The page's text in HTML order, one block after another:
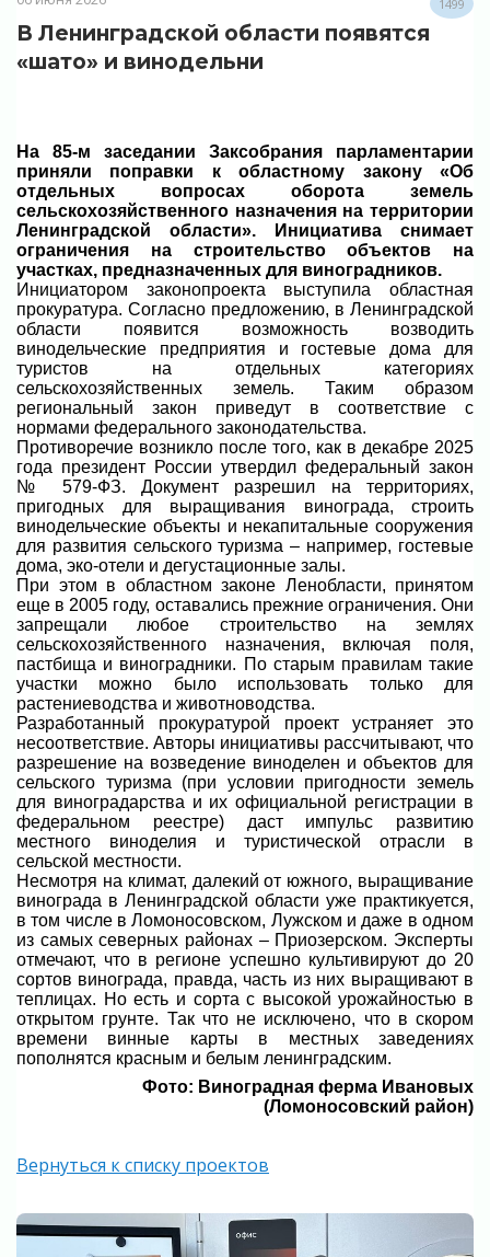
1499
В Ленинградской области появятся
«шато» и винодельни
На 85-м заседании Заксобрания парламентарии
приняли поправки к областному закону «Об
отдельных вопросах оборота земель
сельскохозяйственного назначения на территории
Ленинградской области». Инициатива снимает
ограничения на строительство объектов на
участках, предназначенных для виноградников.
Инициатором законопроекта выступила областная
прокуратура. Согласно предложению, в Ленинградской
области появится возможность возводить
винодельческие предприятия и гостевые дома для
туристов на отдельных категориях
сельскохозяйственных земель. Таким образом
региональный закон приведут в соответствие с
нормами федерального законодательства.
Противоречие возникло после того, как в декабре 2025
года президент России утвердил федеральный закон
№ 579-ФЗ. Документ разрешил на территориях,
пригодных для выращивания винограда, строить
винодельческие объекты и некапитальные сооружения
для развития сельского туризма – например, гостевые
дома, эко-отели и дегустационные залы.
При этом в областном законе Ленобласти, принятом
еще в 2005 году, оставались прежние ограничения. Они
запрещали любое строительство на землях
сельскохозяйственного назначения, включая поля,
пастбища и виноградники. По старым правилам такие
участки можно было использовать только для
растениеводства и животноводства.
Разработанный прокуратурой проект устраняет это
несоответствие. Авторы инициативы рассчитывают, что
разрешение на возведение виноделен и объектов для
сельского туризма (при условии пригодности земель
для виноградарства и их официальной регистрации в
федеральном реестре) даст импульс развитию
местного виноделия и туристической отрасли в
сельской местности.
Несмотря на климат, далекий от южного, выращивание
винограда в Ленинградской области уже практикуется,
в том числе в Ломоносовском, Лужском и даже в одном
из самых северных районах – Приозерском. Эксперты
отмечают, что в регионе успешно культивируют до 20
сортов винограда, правда, часть из них выращивают в
теплицах. Но есть и сорта с высокой урожайностью в
открытом грунте. Так что не исключено, что в скором
времени винные карты в местных заведениях
пополнятся красным и белым ленинградским.
Фото: Виноградная ферма Ивановых
(Ломоносовский район)
Вернуться к списку проектов